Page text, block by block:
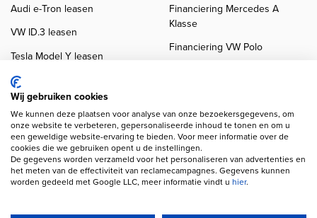
Audi e-Tron leasen
VW ID.3 leasen
Tesla Model Y leasen
VW ID.4 leasen
Financiering Mercedes A
Klasse
Financiering VW Polo
Copyright navigation
Klanten beoordelingen
Autobedrijven
Wij gebruiken cookies
We kunnen deze plaatsen voor analyse van onze bezoekersgegevens, om
onze website te verbeteren, gepersonaliseerde inhoud te tonen en om u
een geweldige website-ervaring te bieden. Voor meer informatie over de
cookies die we gebruiken opent u de instellingen.
De gegevens worden verzameld voor het personaliseren van advertenties en
het meten van de effectiviteit van reclamecampagnes. Gegevens kunnen
worden gedeeld met Google LLC, meer informatie vindt u hier.